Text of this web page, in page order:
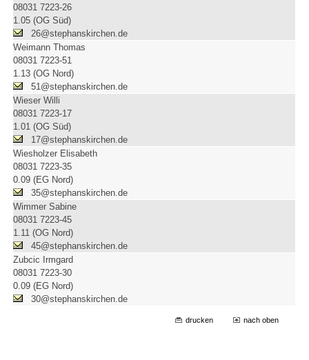
08031 7223-26
1.05 (OG Süd)
26@stephanskirchen.de
Weimann Thomas
08031 7223-51
1.13 (OG Nord)
51@stephanskirchen.de
Wieser Willi
08031 7223-17
1.01 (OG Süd)
17@stephanskirchen.de
Wiesholzer Elisabeth
08031 7223-35
0.09 (EG Nord)
35@stephanskirchen.de
Wimmer Sabine
08031 7223-45
1.11 (OG Nord)
45@stephanskirchen.de
Zubcic Irmgard
08031 7223-30
0.09 (EG Nord)
30@stephanskirchen.de
drucken nach oben